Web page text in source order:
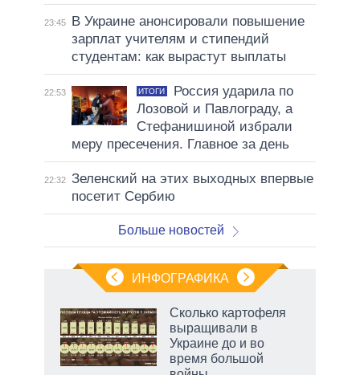
23:45
В Украине анонсировали повышение
зарплат учителям и стипендий
студентам: как вырастут выплаты
22:53 ИТОГИ
Россия ударила по
Лозовой и Павлограду, а
Стефанишиной избрали
меру пресечения. Главное за день
22:32 Зеленский на этих выходных впервые
посетит Сербию
Больше новостей
ИНФОГРАФИКА
Сколько картофеля
выращивали в
Украине до и во
время большой